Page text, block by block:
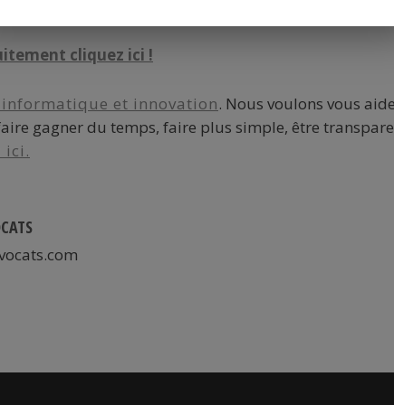
cliquez ici !
informatique et innovation. Nous voulons vous
gagner du temps, faire plus simple, être
ici.